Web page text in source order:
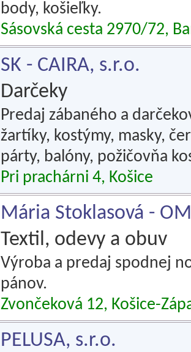
body, košieľky.
Sásovská cesta 2970/72,
SK - CAIRA, s.r.o.
Darčeky
Predaj zábaného a
žartíky, kostýmy, masky,
párty, balóny, požičovňa
Pri prachárni 4, Košice
Mária Stoklasová -
Textil, odevy a obuv
Výroba a predaj spodnej
pánov.
Zvončeková 12, Košice-
PELUSA, s.r.o.